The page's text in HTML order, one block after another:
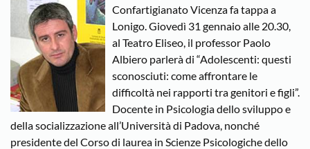
Confartigianato Vicenza fa tappa a
Lonigo. Giovedì 31 gennaio alle 20.30,
al Teatro Eliseo, il professor Paolo
Albiero parlerà di “Adolescenti: questi
sconosciuti: come affrontare le
difficoltà nei rapporti tra genitori e figli”.
Docente in Psicologia dello sviluppo e
della socializzazione all’Università di Padova, nonché
presidente del Corso di laurea in Scienze Psicologiche dello